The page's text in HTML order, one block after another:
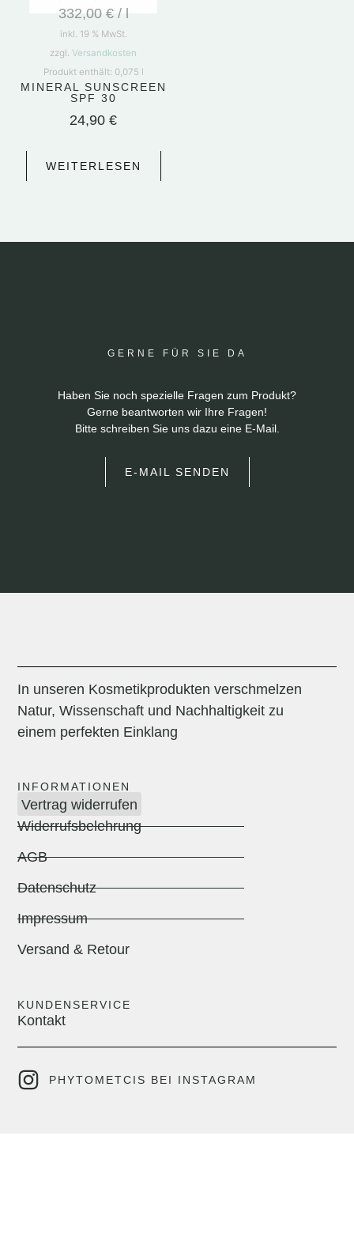
332,00 €/
inkl. 19 % MwSt.
zzgl. Versandkosten
Produkt enthält: 0,075 l
MINERAL SUNSCREEN
SPF 30
24,90€
WEITERLESEN
GERNE FÜR SIE DA
Haben Sie noch spezielle Fragen zum Produkt?
Gerne beantworten wir Ihre Fragen!
Bitte schreiben Sie uns dazu eine E-Mail.
E-MAIL SENDEN
In unseren Kosmetikprodukten verschmelzen
Natur, Wissenschaft und Nachhaltigkeit zu
einem perfekten Einklang
INFORMATIONEN
Vertrag widerrufen
Widerrufsbelehrung
AGB
Datenschutz
Impressum
Versand & Retour
KUNDENSERVICE
Kontakt
PHYTOMETCIS BEI INSTAGRAM